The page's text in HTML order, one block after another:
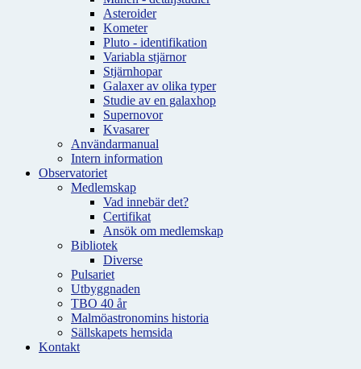
Asteroider
Kometer
Pluto - identifikation
Variabla stjärnor
Stjärnhopar
Galaxer av olika typer
Studie av en galaxhop
Supernovor
Kvasarer
Användarmanual
Intern information
Observatoriet
Medlemskap
Vad innebär det?
Certifikat
Ansök om medlemskap
Bibliotek
Diverse
Pulsariet
Utbyggnaden
TBO 40 år
Malmöastronomins historia
Sällskapets hemsida
Kontakt